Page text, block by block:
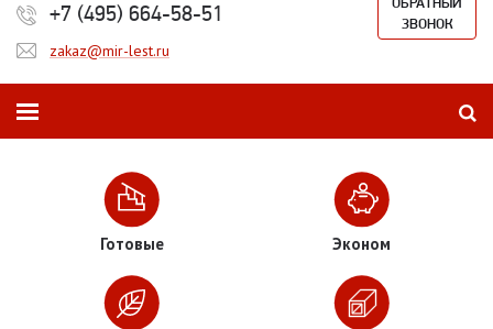
+7 (495) 664-58-51
ЗВОНОК
zakaz@mir-lest.ru
Готовые Эконом